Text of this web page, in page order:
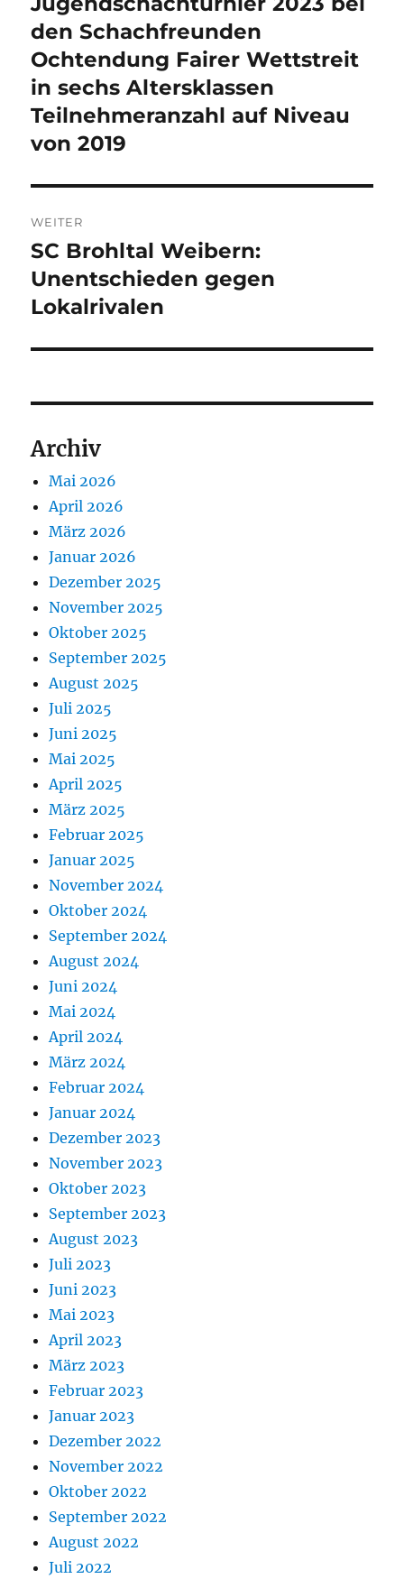
Beitrag:
den Schachfreunden
Ochtendung Fairer Wettstreit
in sechs Altersklassen
Teilnehmeranzahl auf Niveau
von 2019
WEITER
Nächster
Beitrag:
SC Brohltal Weibern:
Unentschieden gegen
Lokalrivalen
Archiv
Mai 2026
April 2026
März 2026
Januar 2026
Dezember 2025
November 2025
Oktober 2025
September 2025
August 2025
Juli 2025
Juni 2025
Mai 2025
April 2025
März 2025
Februar 2025
Januar 2025
November 2024
Oktober 2024
September 2024
August 2024
Juni 2024
Mai 2024
April 2024
März 2024
Februar 2024
Januar 2024
Dezember 2023
November 2023
Oktober 2023
September 2023
August 2023
Juli 2023
Juni 2023
Mai 2023
April 2023
März 2023
Februar 2023
Januar 2023
Dezember 2022
November 2022
Oktober 2022
September 2022
August 2022
Juli 2022